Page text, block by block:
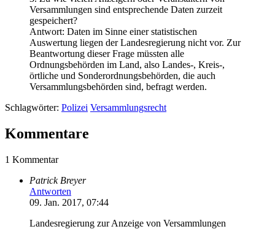
Versammlungen sind entsprechende Daten zurzeit
gespeichert?
Antwort: Daten im Sinne einer statistischen
Auswertung liegen der Landesregierung nicht vor. Zur
Beantwortung dieser Frage müssten alle
Ordnungsbehörden im Land, also Landes-, Kreis-,
örtliche und Sonderordnungsbehörden, die auch
Versammlungsbehörden sind, befragt werden.
Schlagwörter: Polizei Versammlungsrecht
Kommentare
1 Kommentar
Patrick Breyer
Antworten
09. Jan. 2017, 07:44
Landesregierung zur Anzeige von Versammlungen